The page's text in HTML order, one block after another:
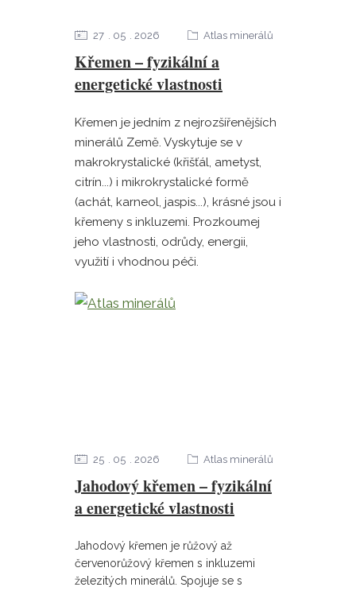
Křemen – fyzikální a
energetické vlastnosti
27 05 2026 Atlas minerálů
Křemen je jedním z nejrozšířenějších
minerálů Země. Vyskytuje se v
makrokrystalické (křišťál, ametyst,
citrín...) i mikrokrystalické formě
(achát, karneol, jaspis...), krásné jsou i
křemeny s inkluzemi. Prozkoumej
jeho vlastnosti, odrůdy, energii,
využití i vhodnou péči.
Jahodový křemen – fyzikální
a energetické vlastnosti
25 05 2026 Atlas minerálů
Jahodový křemen je růžový až
červenorůžový křemen s inkluzemi
železitých minerálů. Spojuje se s